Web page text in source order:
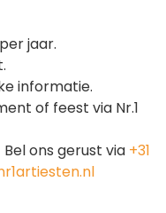
jaar.
informatie.
of feest via Nr.1
ons gerust via +31